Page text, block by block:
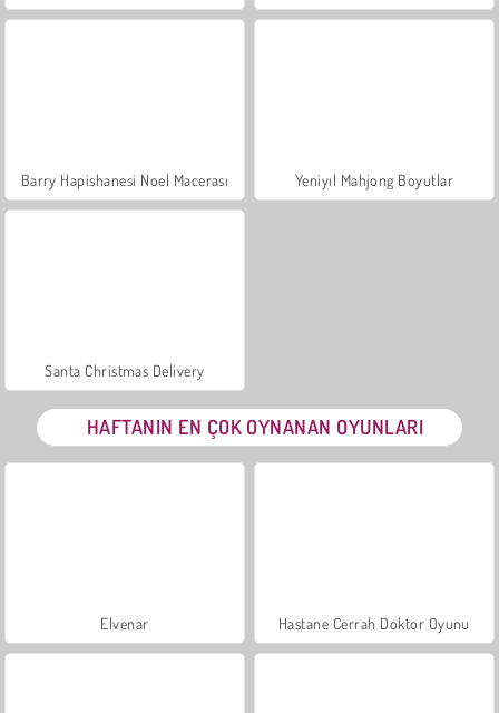
Barry Hapishanesi Noel Macerası Yeniyıl Mahjong Boyutlar
Santa Christmas Delivery
HAFTANIN EN ÇOK OYNANAN OYUNLARI
Elvenar Hastane Cerrah Doktor Oyunu